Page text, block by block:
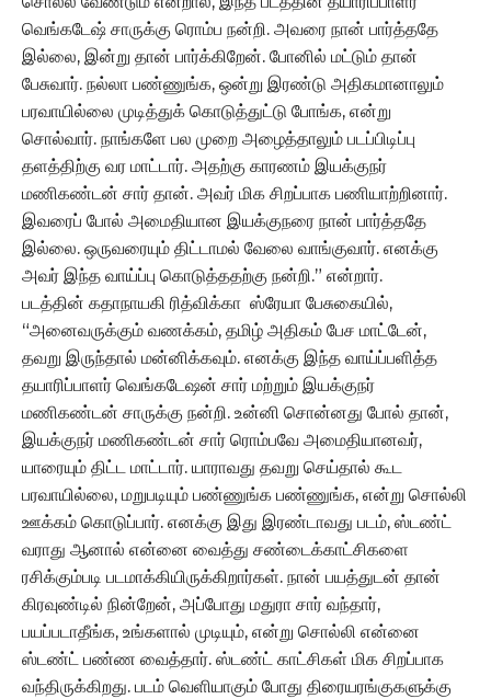
வெங்கடேஷ் சாருக்கு ரொம்ப நன்றி. அவரை நான் பார்த்ததே
இல்லை, இன்று தான் பார்க்கிறேன். போனில் மட்டும் தான்
பேசுவார். நல்லா பண்ணுங்க, ஒன்று இரண்டு அதிகமானாலும்
பரவாயில்லை முடித்துக் கொடுத்துட்டு போங்க, என்று
சொல்வார். நாங்களே பல முறை அழைத்தாலும் படப்பிடிப்பு
தளத்திற்கு வர மாட்டார். அதற்கு காரணம் இயக்குநர்
மணிகண்டன் சார் தான். அவர் மிக சிறப்பாக பணியாற்றினார்.
இவரைப் போல் அமைதியான இயக்குநரை நான் பார்த்ததே
இல்லை. ஒருவரையும் திட்டாமல் வேலை வாங்குவார். எனக்கு
அவர் இந்த வாய்ப்பு கொடுத்ததற்கு நன்றி.” என்றார்.
படத்தின் கதாநாயகி ரித்விக்கா ஸ்ரேயா பேசுகையில்,
“அனைவருக்கும் வணக்கம், தமிழ் அதிகம் பேச மாட்டேன்,
தவறு இருந்தால் மன்னிக்கவும். எனக்கு இந்த வாய்ப்பளித்த
தயாரிப்பாளர் வெங்கடேஷன் சார் மற்றும் இயக்குநர்
மணிகண்டன் சாருக்கு நன்றி. உன்னி சொன்னது போல் தான்,
இயக்குநர் மணிகண்டன் சார் ரொம்பவே அமைதியானவர்,
யாரையும் திட்ட மாட்டார். யாராவது தவறு செய்தால் கூட
பரவாயில்லை, மறுபடியும் பண்ணுங்க பண்ணுங்க, என்று சொல்லி
ஊக்கம் கொடுப்பார். எனக்கு இது இரண்டாவது படம், ஸ்டண்ட்
வராது ஆனால் என்னை வைத்து சண்டைக்காட்சிகளை
ரசிக்கும்படி படமாக்கியிருக்கிறார்கள். நான் பயத்துடன் தான்
கிரவுண்டில் நின்றேன், அப்போது மதுரா சார் வந்தார்,
பயப்படாதீங்க, உங்களால் முடியும், என்று சொல்லி என்னை
ஸ்டண்ட் பண்ண வைத்தார். ஸ்டண்ட் காட்சிகள் மிக சிறப்பாக
வந்திருக்கிறது. படம் வெளியாகும் போது திரையரங்குகளுக்கு